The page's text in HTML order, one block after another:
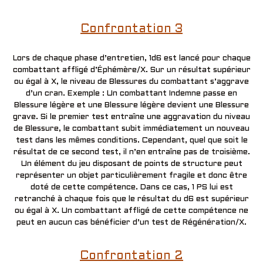
Confrontation 3
Lors de chaque phase d’entretien, 1d6 est lancé pour chaque
combattant affligé d’Éphémère/X. Sur un résultat supérieur
ou égal à X, le niveau de Blessures du combattant s’aggrave
d’un cran. Exemple : Un combattant Indemne passe en
Blessure légère et une Blessure légère devient une Blessure
grave. Si le premier test entraîne une aggravation du niveau
de Blessure, le combattant subit immédiatement un nouveau
test dans les mêmes conditions. Cependant, quel que soit le
résultat de ce second test, il n’en entraîne pas de troisième.
Un élément du jeu disposant de points de structure peut
représenter un objet particulièrement fragile et donc être
doté de cette compétence. Dans ce cas, 1 PS lui est
retranché à chaque fois que le résultat du d6 est supérieur
ou égal à X. Un combattant affligé de cette compétence ne
peut en aucun cas bénéficier d’un test de Régénération/X.
Confrontation 2